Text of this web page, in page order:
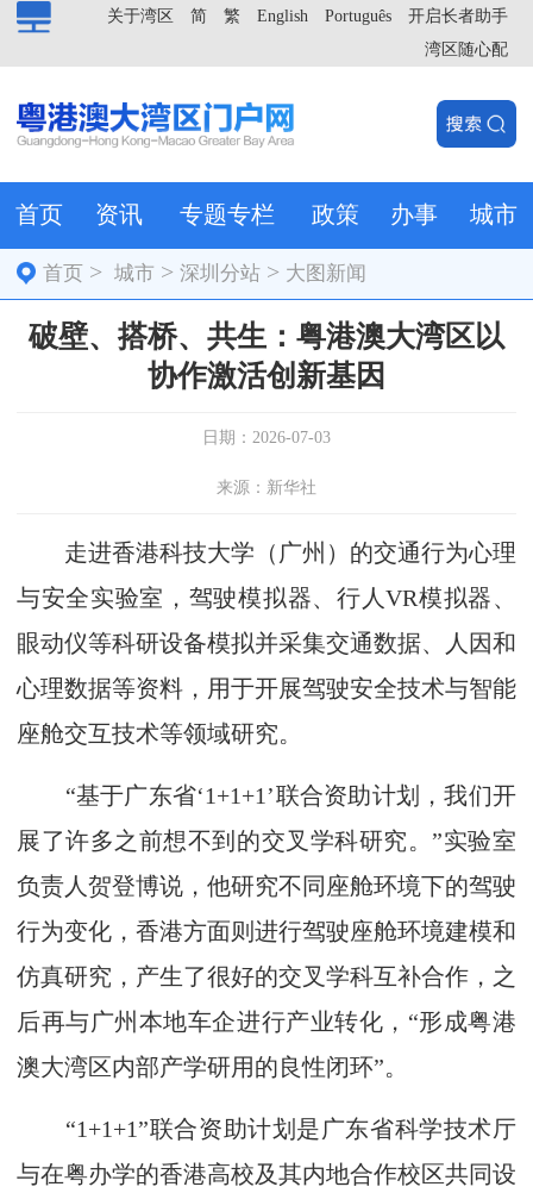
开启长者助手
Português
English
繁
简
关于湾区
湾区随心配
首页 资讯 专题专栏 政策 办事 城市
首页 >城市 >深圳分站 > 大图新闻
破壁、搭桥、共生：粤港澳大湾区以
协作激活创新基因
日期：2026-07-03
来源：新华社
走进香港科技大学（广州）的交通行为心理
与安全实验室，驾驶模拟器、行人VR模拟器、
眼动仪等科研设备模拟并采集交通数据、人因和
心理数据等资料，用于开展驾驶安全技术与智能
座舱交互技术等领域研究。
“基于广东省‘1+1+1’联合资助计划，我们开
展了许多之前想不到的交叉学科研究。”实验室
负责人贺登博说，他研究不同座舱环境下的驾驶
行为变化，香港方面则进行驾驶座舱环境建模和
仿真研究，产生了很好的交叉学科互补合作，之
后再与广州本地车企进行产业转化，“形成粤港
澳大湾区内部产学研用的良性闭环”。
“1+1+1”联合资助计划是广东省科学技术厅
与在粤办学的香港高校及其内地合作校区共同设